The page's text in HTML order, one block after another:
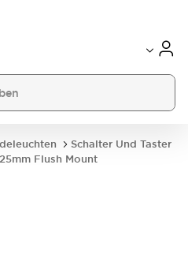
Schalter Und Taster
Flush Mount